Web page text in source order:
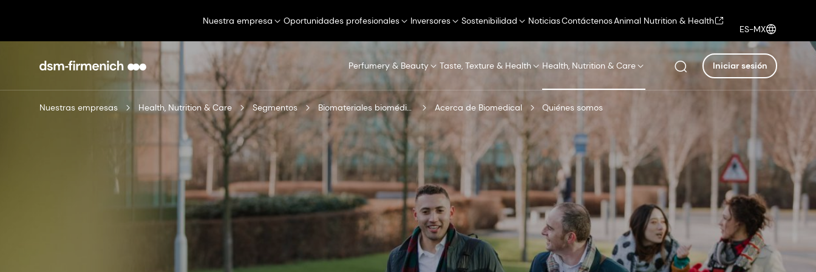
Nuestra empresa Oportunidades profesionales Inversores Sostenibilidad NoticiasContáctenosAnimal Nutrition & Health
ES-MX
Perfumery & Beauty Taste, Texture & Health Health, Nutrition & Care Iniciar sesión
Nuestras empresas Health, Nutrition & Care Segmentos Biomateriales biomédicos Acerca de Biomedical Quiénes somos